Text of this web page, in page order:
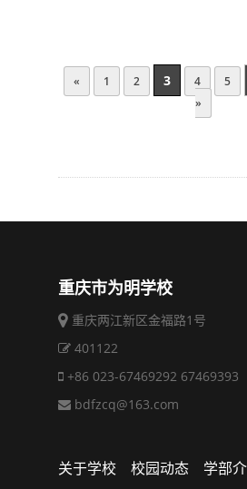
« 1 2 3 4 5
»
重庆市为明学校
重庆两江新区金福路1号
401122
+86 023-67469292 67469393
bdfzcq@163.com
关于学校 校园动态 学部